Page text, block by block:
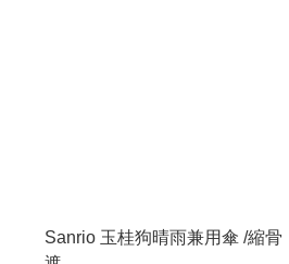
Sanrio 玉桂狗晴雨兼用傘 /縮骨